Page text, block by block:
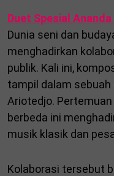
Duet Spesial
Dunia seni dan
menghadirkan
publik. Kali ini,
tampil dalam
Ariotedjo.
berbeda ini
musik klasik dan
Kolaborasi tersebut